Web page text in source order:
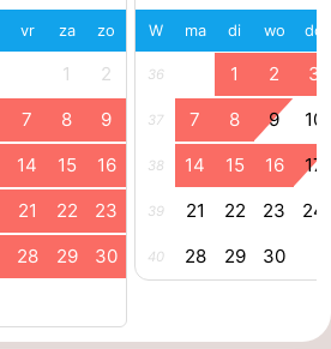
vr za zo
1 2
7 8 9
14 15 16
21 22 23
28 29 30
W ma di wo do
36 1 2 3
37 7 8 9 10
38 14 15 16 17
39 21 22 23 24
40 28 29 30